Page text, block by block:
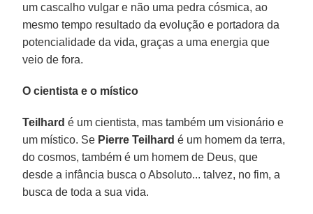
um cascalho vulgar e não uma pedra cósmica, ao
mesmo tempo resultado da evolução e portadora da
potencialidade da vida, graças a uma energia que
veio de fora.
O cientista e o místico
Teilhard é um cientista, mas também um visionário e
um místico. Se Pierre Teilhard é um homem da terra,
do cosmos, também é um homem de Deus, que
desde a infância busca o Absoluto... talvez, no fim, a
busca de toda a sua vida.